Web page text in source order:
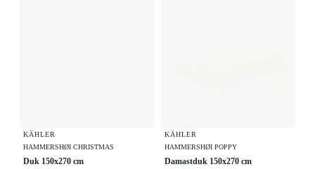
KÄHLER
HAMMERSHØI CHRISTMAS
Duk 150x270 cm
KÄHLER
HAMMERSHØI POPPY
Damastduk 150x270 cm